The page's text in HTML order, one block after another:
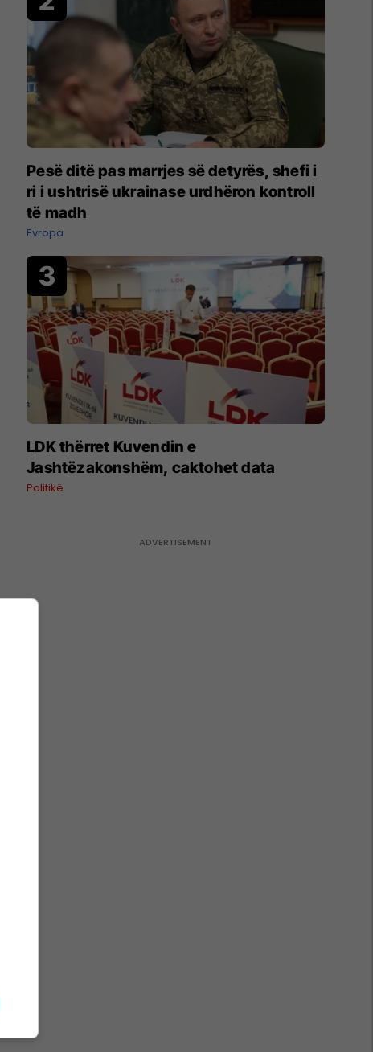
Pesë ditë pas marrjes së detyrës, shefi i
ri i ushtrisë ukrainase urdhëron kontroll
të madh
Evropa
LDK thërret Kuvendin e
Jashtëzakonshëm, caktohet data
Politikë